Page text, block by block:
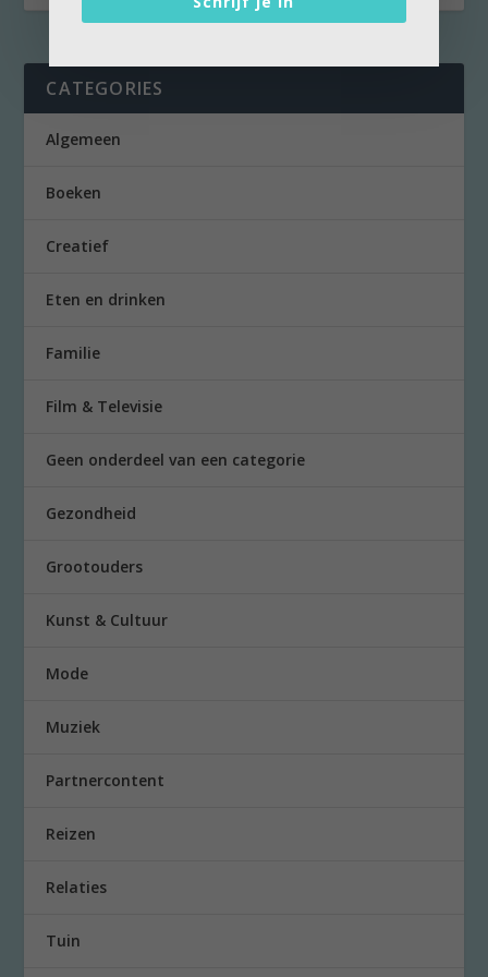
CATEGORIES
Algemeen
Boeken
Creatief
Eten en drinken
Familie
Film & Televisie
Geen onderdeel van een categorie
Gezondheid
Grootouders
Kunst & Cultuur
Mode
Muziek
Partnercontent
Reizen
Relaties
Tuin